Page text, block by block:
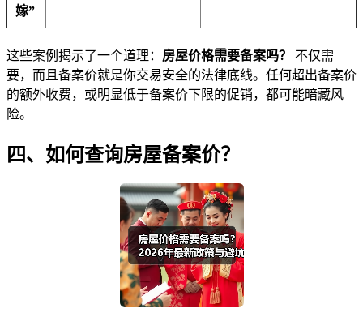
嫁”
这些案例揭示了一个道理： 房屋价格需要备案吗？
不仅需
要，而且备案价就是你交易安全的法律底线。任何超出备案价
的额外收费，或明显低于备案价下限的促销，都可能暗藏风
险。
四、如何查询房屋备案价？